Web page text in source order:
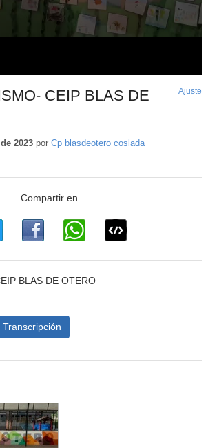
CEIP BLAS DE
Ajuste
2023por Cp blasdeotero coslada
BLAS DE OTERO
Transcripción